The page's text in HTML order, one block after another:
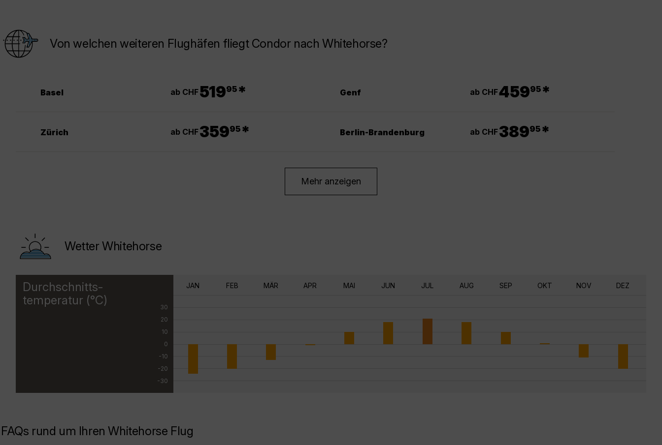
Von welchen weiteren Flughäfen fliegt Condor nach Whitehorse?
Basel ab CHF51995 * Genf ab CHF45995 *
Zürich ab CHF35995 * Berlin-Brandenburg ab CHF38995 *
Mehr anzeigen
Wetter Whitehorse
Durchschnitts-
temperatur (°C)
30
20
10
0
-10
-20
-30
JAN FEB MÄR APR MAI JUN JUL AUG SEP OKT NOV DEZ
FAQs rund um Ihren Whitehorse Flug